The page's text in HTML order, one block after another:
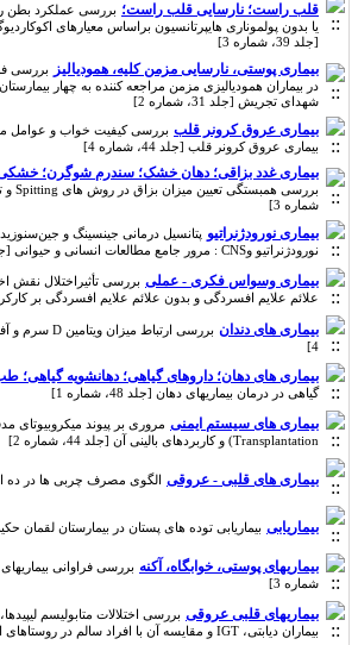
قلب راست؛ نارسایی قلب راست؛
یا بدون پولموناری هایپرتانسیون براساس معیارهای
[جلد 39، شماره 3]
بیماری پوستی، نارسایی مزمن کلیه، همودیالیز بررسی
در بیماران همودیالیزی مزمن مراجعه کننده به چهار بیمارستان
شهدای تجریش [جلد 31، شماره 2]
بیماری عروق کرونر قلب بررسی کیفیت خواب و عوامل موثر
بیماری عروق کرونر قلب [جلد 44، شماره 4]
بیماری غدد بزاقی؛ دهان خشک؛ سندرم شوگرن؛ خشکی
شماره 3]
بیماری نورودژنراتیو پتانسیل درمانی جینسینگ و
نورودژنراتیو وCNS : مرور جامع مطالعات انسانی و حیوانی [جلد 49، شماره 4]
بیماری وسواس فکری - عملی بررسی تأثیراختلال نقش
علائم علایم افسردگی و بدون علائم علایم افسردگی بر کارکرد جنسی
بیماری های دندان
4]
بیماری های دهان؛ داروهای گیاهی؛ دهانشویه گیاهی؛
گیاهی در درمان بیماریهای دهان [جلد 48، شماره 1]
بیماری های سیستم ایمنی
Transplantation) و کاربردهای بالینی آن [جلد 44، شماره 2]
بیماری های قلبی - عروقی الگوی مصرف چربی ها در ده استان
بیماریابی بیماریابی توده های پستان در بیمارستان لقمان حکیم [جلد 26،
بیماریهای پوستی، خوابگاه، آکنه
شماره 3]
بیماریهای قلبی عروقی بررسی اختلالات متابولیسم
بیماران دیابتی، IGT و مقایسه آن با افراد سالم در روستاهای استان تهران [جلد 24، شماره 1]